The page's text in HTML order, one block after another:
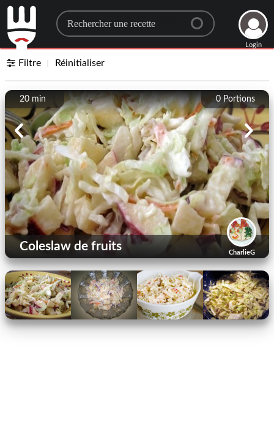
Search for a recipe
Login
Filtre Réinitialiser
0 Portions
20 min
CharlieG
Coleslaw de fruits